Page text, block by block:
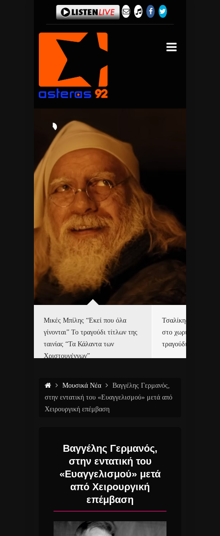
Μικές Μπίλης “Εκεί που όλα
γίνονται” Το τραγούδι τίτλων της
ταινίας “Τα Κάλαντα των
Χριστουγέννων”
Τσαλίκης,
στο χωριό του Άι
τραγούδι και video
Μουσικά Νέα
Βαγγέλης Γερμανός,
στην εντατική του «Ευαγγελισμού» μετά από
Χειρουργική επέμβαση
Βαγγέλης Γερμανός,
στην εντατική του
«Ευαγγελισμού» μετά
από Χειρουργική
επέμβαση